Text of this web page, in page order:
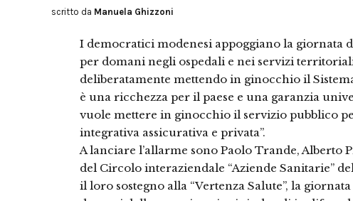
scritto da Manuela Ghizzoni
I democratici modenesi appoggiano la giornata
per domani negli ospedali e nei servizi
deliberatamente mettendo in ginocchio il
è una ricchezza per il paese e una garanzia
vuole mettere in ginocchio il servizio pubblico
integrativa assicurativa e privata”.
A lanciare l’allarme sono Paolo Trande, Alberto
del Circolo interaziendale “Aziende Sanitarie”
il loro sostegno alla “Vertenza Salute”, la